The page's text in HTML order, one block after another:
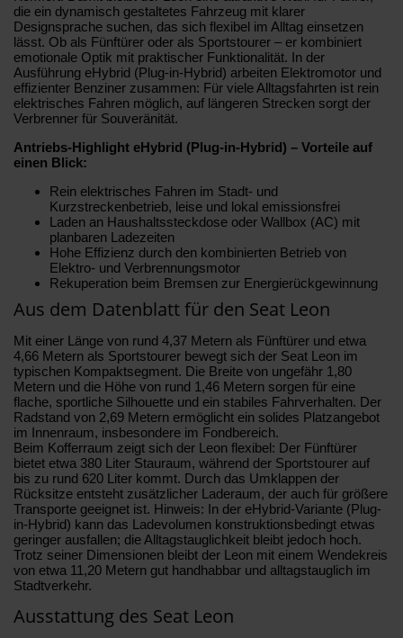
die ein dynamisch gestaltetes Fahrzeug mit klarer
Designsprache suchen, das sich flexibel im Alltag einsetzen
lässt. Ob als Fünftürer oder als Sportstourer – er kombiniert
emotionale Optik mit praktischer Funktionalität. In der
Ausführung eHybrid (Plug-in-Hybrid) arbeiten Elektromotor und
effizienter Benziner zusammen: Für viele Alltagsfahrten ist rein
elektrisches Fahren möglich, auf längeren Strecken sorgt der
Verbrenner für Souveränität.
Antriebs-Highlight eHybrid (Plug-in-Hybrid) – Vorteile auf
einen Blick:
Rein elektrisches Fahren im Stadt- und
Kurzstreckenbetrieb, leise und lokal emissionsfrei
Laden an Haushaltssteckdose oder Wallbox (AC) mit
planbaren Ladezeiten
Hohe Effizienz durch den kombinierten Betrieb von
Elektro- und Verbrennungsmotor
Rekuperation beim Bremsen zur Energierückgewinnung
Aus dem Datenblatt für den Seat Leon
Mit einer Länge von rund 4,37 Metern als Fünftürer und etwa
4,66 Metern als Sportstourer bewegt sich der Seat Leon im
typischen Kompaktsegment. Die Breite von ungefähr 1,80
Metern und die Höhe von rund 1,46 Metern sorgen für eine
flache, sportliche Silhouette und ein stabiles Fahrverhalten. Der
Radstand von 2,69 Metern ermöglicht ein solides Platzangebot
im Innenraum, insbesondere im Fondbereich.
Beim Kofferraum zeigt sich der Leon flexibel: Der Fünftürer
bietet etwa 380 Liter Stauraum, während der Sportstourer auf
bis zu rund 620 Liter kommt. Durch das Umklappen der
Rücksitze entsteht zusätzlicher Laderaum, der auch für größere
Transporte geeignet ist. Hinweis: In der eHybrid-Variante (Plug-
in-Hybrid) kann das Ladevolumen konstruktionsbedingt etwas
geringer ausfallen; die Alltagstauglichkeit bleibt jedoch hoch.
Trotz seiner Dimensionen bleibt der Leon mit einem Wendekreis
von etwa 11,20 Metern gut handhabbar und alltagstauglich im
Stadtverkehr.
Ausstattung des Seat Leon